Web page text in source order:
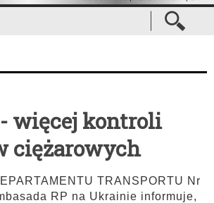
więcej kontroli
ciężarowych
TRANSPORTU Nr
RP na Ukrainie informuje,